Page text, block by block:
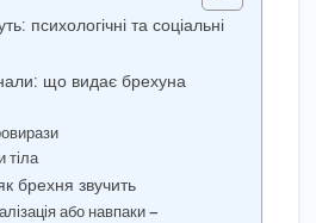
психологічні та соціальні
що видає брехуна
тіла
брехня звучить
або навпаки —